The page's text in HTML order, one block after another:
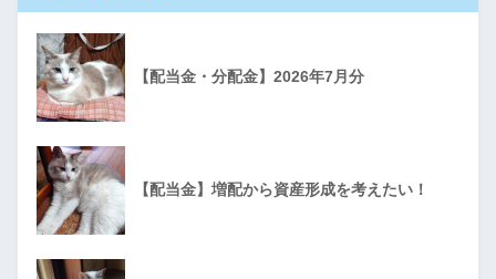
【配当金・分配金】2026年7月分
【配当金】増配から資産形成を考えたい！